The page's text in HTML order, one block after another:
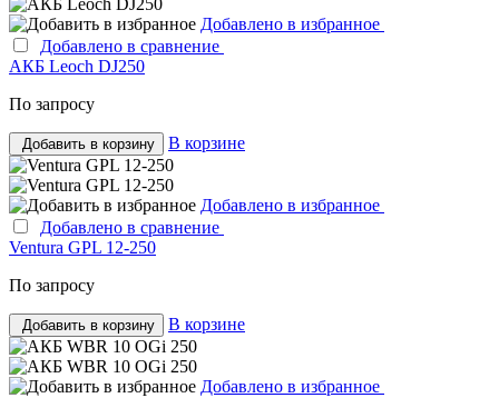
Добавлено в избранное
Добавлено в сравнение
АКБ Leoch DJ250
По запросу
Добавить в корзину В корзине
Добавлено в избранное
Добавлено в сравнение
Ventura GPL 12-250
По запросу
Добавить в корзину В корзине
Добавлено в избранное